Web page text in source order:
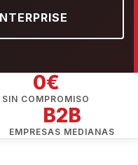
0€
SIN COMPROMISO
B2B
EMPRESAS MEDIANAS